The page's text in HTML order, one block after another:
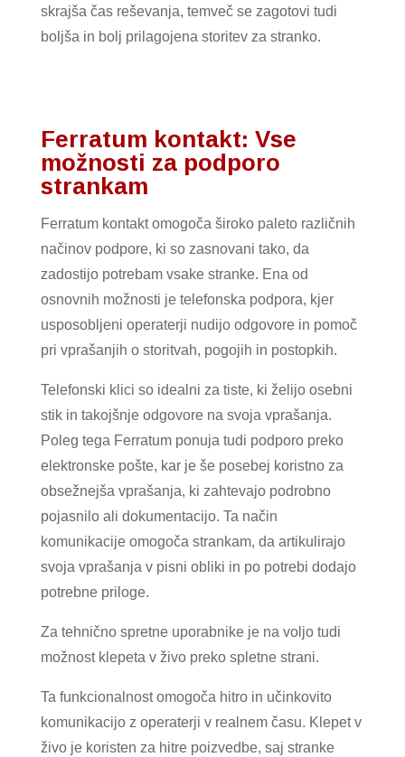
skrajša čas reševanja, temveč se zagotovi tudi
boljša in bolj prilagojena storitev za stranko.
Ferratum kontakt: Vse
možnosti za podporo
strankam
Ferratum kontakt omogoča široko paleto različnih
načinov podpore, ki so zasnovani tako, da
zadostijo potrebam vsake stranke. Ena od
osnovnih možnosti je telefonska podpora, kjer
usposobljeni operaterji nudijo odgovore in pomoč
pri vprašanjih o storitvah, pogojih in postopkih.
Telefonski klici so idealni za tiste, ki želijo osebni
stik in takojšnje odgovore na svoja vprašanja.
Poleg tega Ferratum ponuja tudi podporo preko
elektronske pošte, kar je še posebej koristno za
obsežnejša vprašanja, ki zahtevajo podrobno
pojasnilo ali dokumentacijo. Ta način
komunikacije omogoča strankam, da artikulirajo
svoja vprašanja v pisni obliki in po potrebi dodajo
potrebne priloge.
Za tehnično spretne uporabnike je na voljo tudi
možnost klepeta v živo preko spletne strani.
Ta funkcionalnost omogoča hitro in učinkovito
komunikacijo z operaterji v realnem času. Klepet v
živo je koristen za hitre poizvedbe, saj stranke